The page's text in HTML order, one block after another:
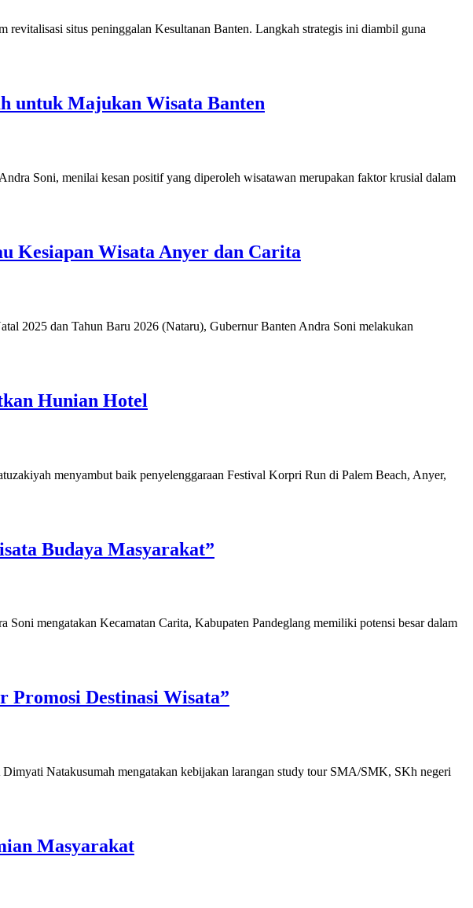
situs peninggalan Kesultanan Banten. Langkah strategis ini diambil guna
untuk Majukan Wisata Banten
Soni, menilai kesan positif yang diperoleh wisatawan merupakan faktor krusial dalam
Kesiapan Wisata Anyer dan Carita
2025 dan Tahun Baru 2026 (Nataru), Gubernur Banten Andra Soni melakukan
Hunian Hotel
menyambut baik penyelenggaraan Festival Korpri Run di Palem Beach, Anyer,
Budaya Masyarakat”
mengatakan Kecamatan Carita, Kabupaten Pandeglang memiliki potensi besar dalam
Promosi Destinasi Wisata”
Natakusumah mengatakan kebijakan larangan study tour SMA/SMK, SKh negeri
Masyarakat